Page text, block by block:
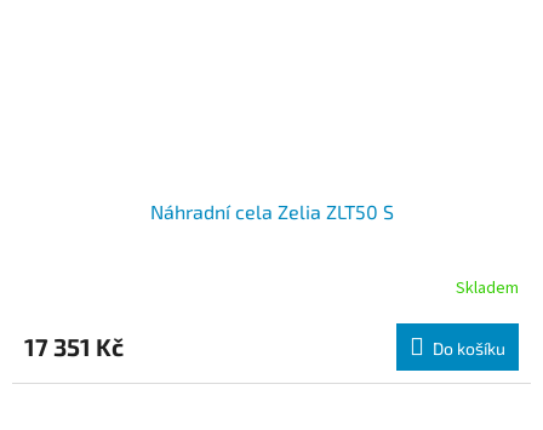
Náhradní cela Zelia ZLT50 S
Skladem
17 351 Kč Do košíku